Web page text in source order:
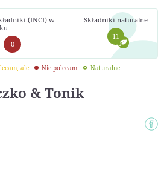
& Tonik
(INCI) w
0
Składniki naturalne
11
ale Nie polecam Naturalne